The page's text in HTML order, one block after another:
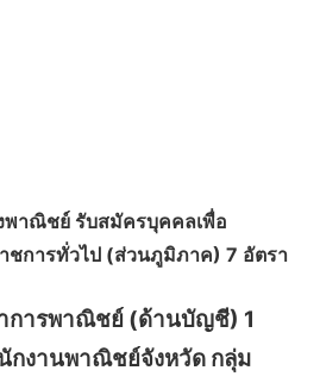
พาณิชย์ รับสมัครบุคคลเพื่อ
ชการทั่วไป (ส่วนภูมิภาค) 7 อัตรา
การพาณิชย์ (ด้านบัญชี) 1
กงานพาณิชย์จังหวัด กลุ่ม